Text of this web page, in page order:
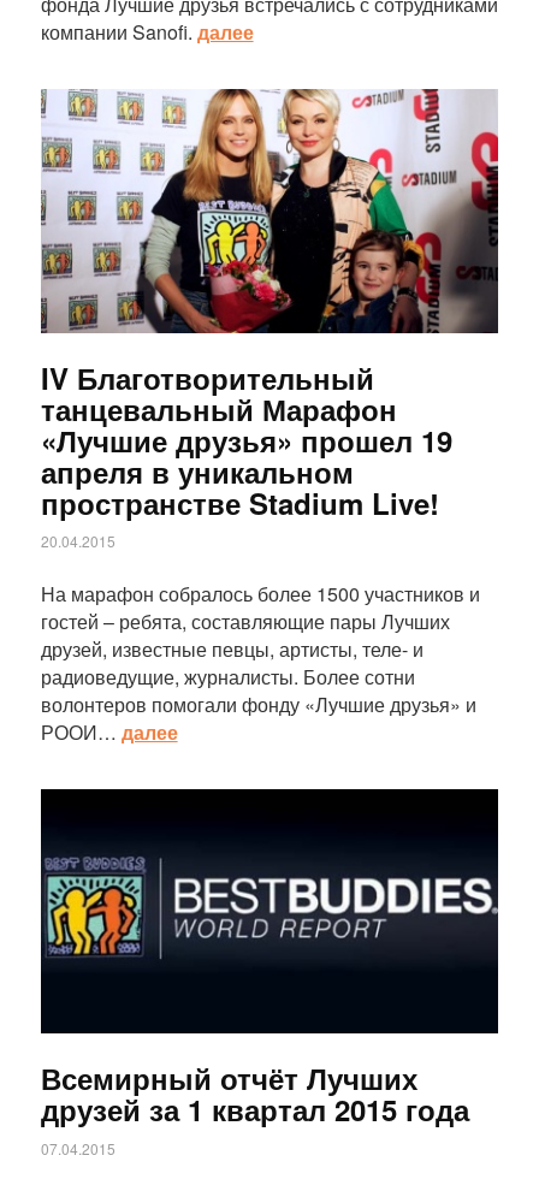
компании Sanofi. далее
Статья
IV Благотворительный
танцевальный Марафон
«Лучшие друзья» прошел 19
апреля в уникальном
пространстве Stadium Live!
20.04.2015
На марафон собралось более 1500 участников и
гостей – ребята, составляющие пары Лучших
друзей, известные певцы, артисты, теле- и
радиоведущие, журналисты. Более сотни
волонтеров помогали фонду «Лучшие друзья» и
РООИ… далее
Всемирный отчёт Лучших
друзей за 1 квартал 2015 года
07.04.2015